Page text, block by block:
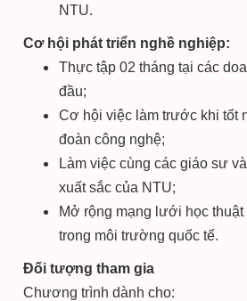
NTU.
Cơ hội phát triển nghề nghiệp:
Thực tập 02 tháng tại các
đầu;
Cơ hội việc làm trước khi tốt
đoàn công nghệ;
Làm việc cùng các giáo sư
xuất sắc của NTU;
Mở rộng mạng lưới học
trong môi trường quốc tế.
Đối tượng tham gia
Chương trình dành cho: